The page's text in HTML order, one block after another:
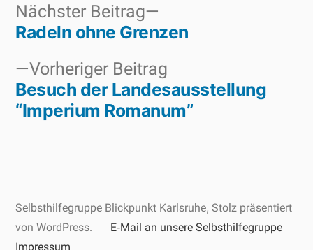
Beitragsnavigation
Vorheriger Beitrag
Beitrag:
Besuch der Landesausstellung
“Imperium Romanum”
Nächster Beitrag
Beitrag:
Radeln ohne Grenzen
Selbsthilfegruppe Blickpunkt Karlsruhe, Stolz präsentiert
von WordPress.
E‑Mail an unsere Selbsthilfegruppe
Impressum